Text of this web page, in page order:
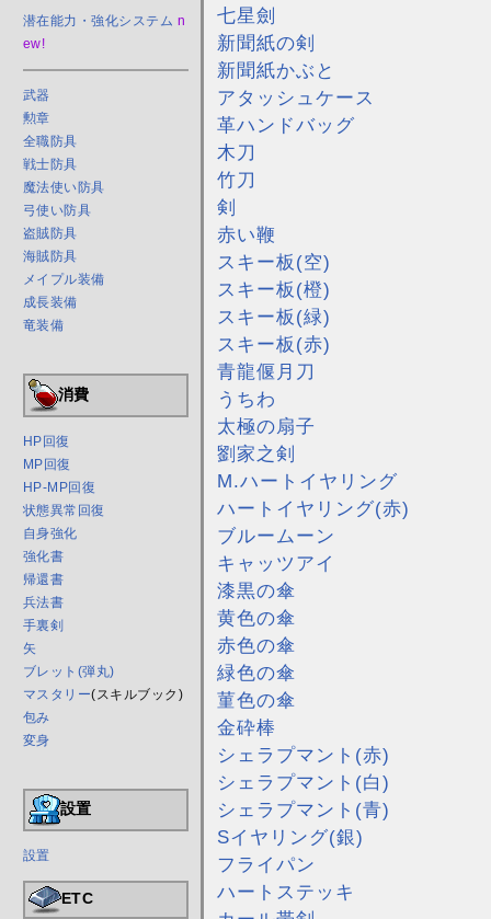
潜在能力・強化システム n
ew!
武器
勲章
全職防具
戦士防具
魔法使い防具
弓使い防具
盗賊防具
海賊防具
メイプル装備
成長装備
竜装備
消費
HP回復
MP回復
HP-MP回復
状態異常回復
自身強化
強化書
帰還書
兵法書
手裏剣
矢
ブレット(弾丸)
マスタリー(スキルブック)
包み
変身
設置
設置
ETC
七星劍
新聞紙の剣
新聞紙かぶと
アタッシュケース
革ハンドバッグ
木刀
竹刀
剣
赤い鞭
スキー板(空)
スキー板(橙)
スキー板(緑)
スキー板(赤)
青龍偃月刀
うちわ
太極の扇子
劉家之剣
M.ハートイヤリング
ハートイヤリング(赤)
ブルームーン
キャッツアイ
漆黒の傘
黄色の傘
赤色の傘
緑色の傘
菫色の傘
金砕棒
シェラプマント(赤)
シェラプマント(白)
シェラプマント(青)
Sイヤリング(銀)
フライパン
ハートステッキ